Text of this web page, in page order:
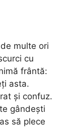
multe ori
cu
frântă:
asta.
și confuz.
gândești
să plece